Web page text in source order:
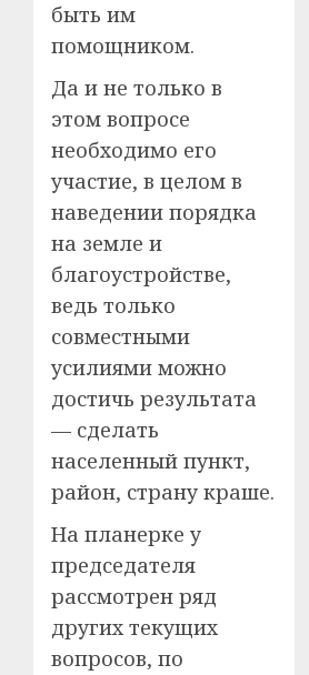
быть им
помощником.
Да и не только в
этом вопросе
необходимо его
участие, в целом в
наведении порядка
на земле и
благоустройстве,
ведь только
совместными
усилиями можно
достичь результата
— сделать
населенный пункт,
район, страну краше.
На планерке у
председателя
рассмотрен ряд
других текущих
вопросов, по